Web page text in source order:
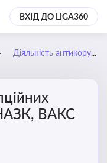
ВХІД ДО LIGA360
Діяльність антикорупційних органів НАБУ, САП, НАЗК, ВАКС
ВАКС